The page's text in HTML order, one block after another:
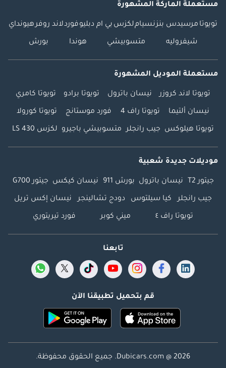
مستعملة الماركة المشهورة
تويوتا مرسيدس بنزنسياملكزس بي ام دبليوفوردلاند روفرهيونداي
شيفروليه متسوبيشي هوندا بورش
مستعملة الموديل المشهورة
تويوتا لاند كروزر نيسان باترول تويوتا برادو تويوتا كامري
نيسان ألتيما تويوتا راف 4 فورد موستانج تويوتا كورولا
تويوتا هيلوكس جيب رانجلر متسوبيشي باجيرو لكزس LS 430
موديلات جديدة شعبية
جيتور T2 نيسان باترول بورش 911 نيسان كيكس جيتور G700
جيب رانجلر كيا سيلتوس دودج تشالينجر نيسان إكس تريل
تويوتا راف ٤ ميني كوبر فورد تيريتوري
تابعنا
قم بتحميل تطبيقنا الآن
Dubicars.com @ 2026. جميع الحقوق محفوظة.